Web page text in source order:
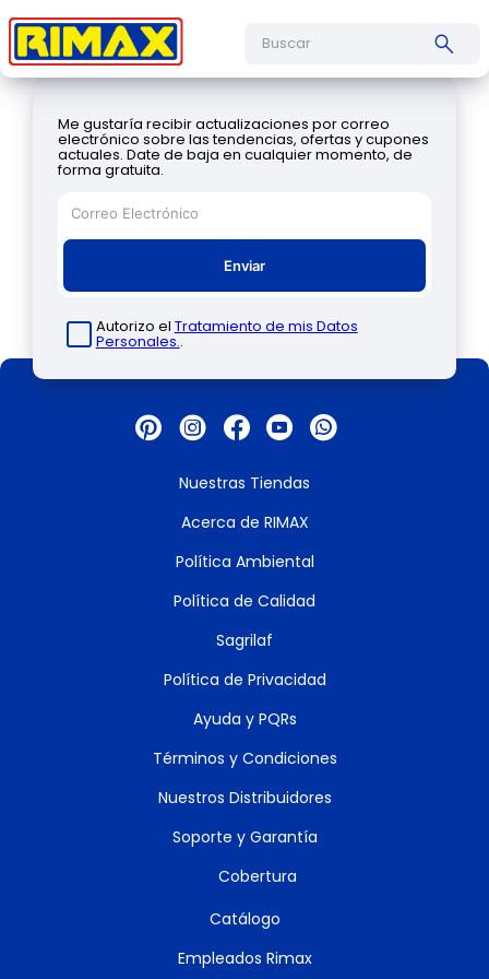
Me gustaría recibir actualizaciones por correo
electrónico sobre las tendencias, ofertas y cupones
actuales. Date de baja en cualquier momento, de
forma gratuita.
Enviar
Autorizo el Tratamiento de mis Datos
Personales..
Nuestras Tiendas
Acerca de RIMAX
Política Ambiental
Política de Calidad
Sagrilaf
Política de Privacidad
Ayuda y PQRs
Términos y Condiciones
Nuestros Distribuidores
Soporte y Garantía
Cobertura
Catálogo
Empleados Rimax